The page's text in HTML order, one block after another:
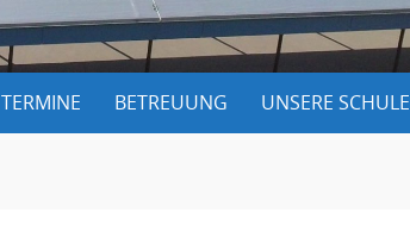
TERMINE BETREUUNG UNSERE SCHULE